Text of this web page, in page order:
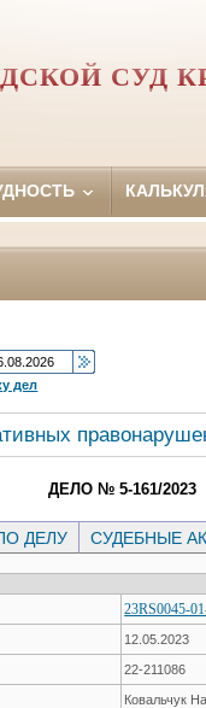
СУД
дел
ДЕЛО № 5-161/2023
ДЕЛУ СУДЕБНЫЕ
23RS0045-
12.05.2023
22-211086
Ковальчук